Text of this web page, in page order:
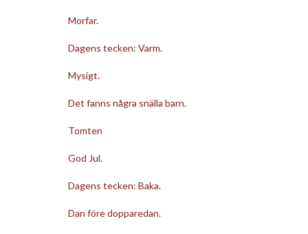
Morfar.
Dagens tecken: Varm.
Mysigt.
Det fanns några snälla barn.
Tomten
God Jul.
Dagens tecken: Baka.
Dan före dopparedan.